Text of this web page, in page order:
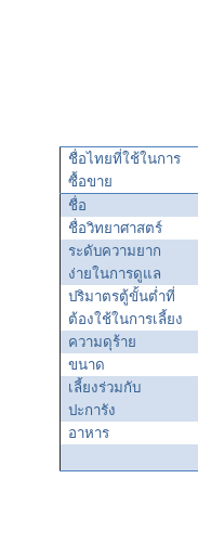
ชื่อไทยที่ใช้ในการ
ซื้อขาย
ชื่อ
ชื่อวิทยาศาสตร์
ระดับความยาก
ง่ายในการดูแล
ปริมาตรตู้ขั้นต่ำที่
ต้องใช้ในการเลี้ยง
ความดุร้าย
ขนาด
เลี้ยงร่วมกับ
ปะการัง
อาหาร